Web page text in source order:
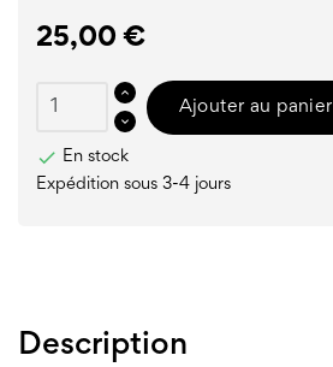
25,00 €
Ajouter au panier

En stock
Expédition sous 3-4 jours
Description